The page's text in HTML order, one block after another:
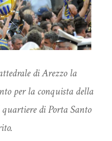
di Arezzo la
per la conquista della
quartiere di Porta Santo